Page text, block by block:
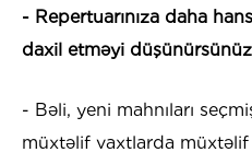
- Repertuarınıza daha
daxil etməyi
- Bəli, yeni mahnıları
müxtəlif vaxtlarda müxtəlif